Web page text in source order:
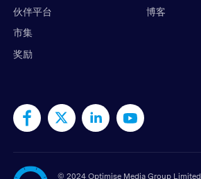
伙伴平台
市集
奖励
博客
© 2024 Optimise Media Group Limited